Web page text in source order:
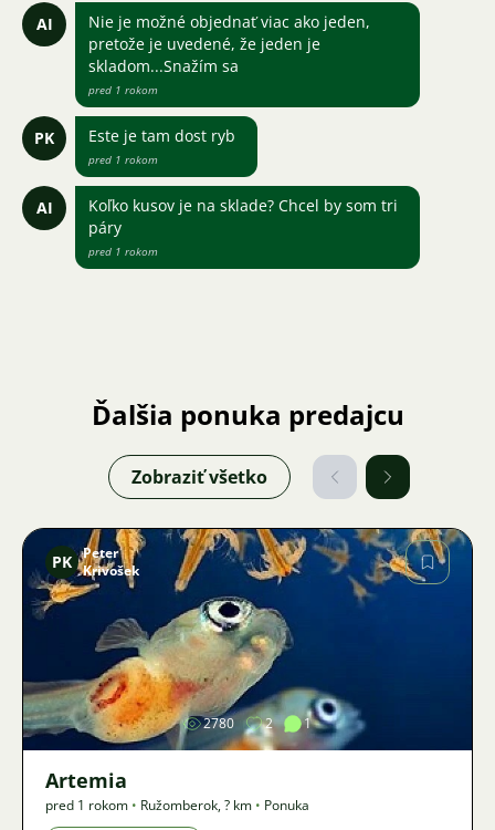
AI
Nie je možné objednať viac ako jeden,
pretože je uvedené, že jeden je
skladom...Snažím sa
pred 1 rokom
PK Este je tam dost ryb
pred 1 rokom
AI
Koľko kusov je na sklade? Chcel by som tri
páry
pred 1 rokom
Ďalšia ponuka predajcu
Zobraziť všetko
Obrázok
PK Peter
Krivošek
2780 2 1
Artemia
pred 1 rokom • Ružomberok,? km • Ponuka